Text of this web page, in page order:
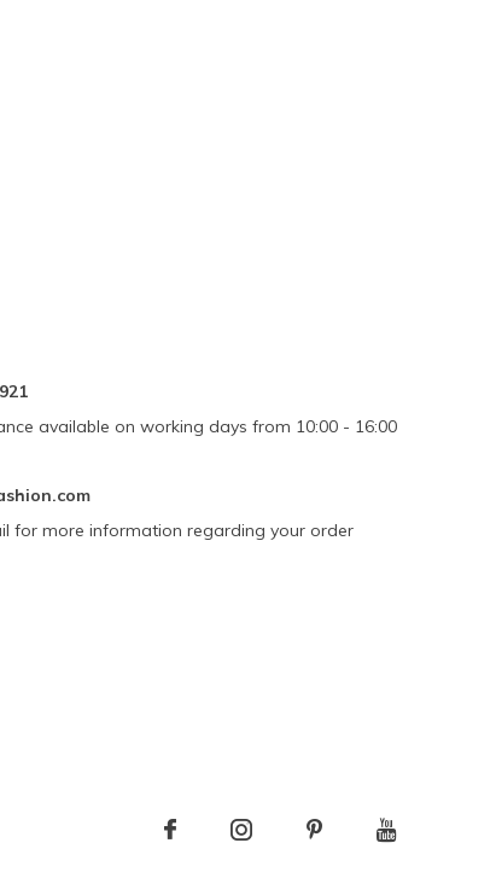
available on working days from 10:00 - 16:00
for more information regarding your order